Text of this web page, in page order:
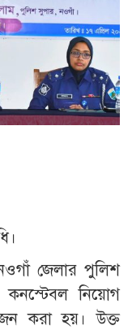
জেলার পুলিশ
কনস্টেবল নিয়োগ
করা হয়। উক্ত